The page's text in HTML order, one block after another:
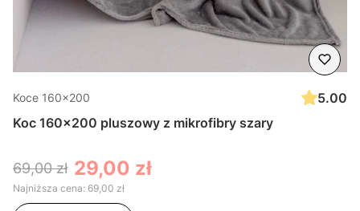
Koce 160x200
5.00
Koc 160x200 pluszowy z mikrofibry szary
69,00 zł 29,00 zł
Najniższa cena: 69,00 zł